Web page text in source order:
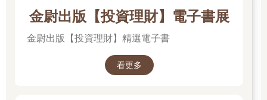
金尉出版【投資理財】電子書展
金尉出版【投資理財】精選電子書
看更多